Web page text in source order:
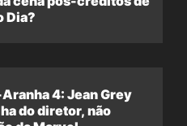
Dia?
4: Jean Grey
do diretor, não